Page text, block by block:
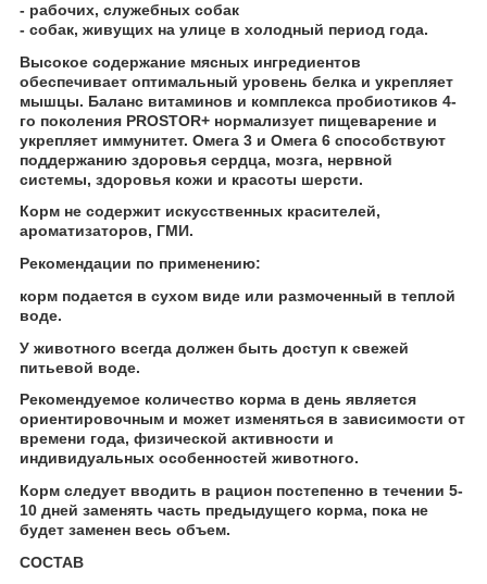
- рабочих, служебных собак
- собак, живущих на улице в холодный период года.
Высокое содержание мясных ингредиентов
обеспечивает оптимальный уровень белка и укрепляет
мышцы. Баланс витаминов и комплекса пробиотиков 4-
го поколения PROSTOR+ нормализует пищеварение и
укрепляет иммунитет. Омега 3 и Омега 6 способствуют
поддержанию здоровья сердца, мозга, нервной
системы, здоровья кожи и красоты шерсти.
Корм не содержит искусственных красителей,
ароматизаторов, ГМИ.
Рекомендации по применению:
корм подается в сухом виде или размоченный в теплой
воде.
У животного всегда должен быть доступ к свежей
питьевой воде.
Рекомендуемое количество корма в день является
ориентировочным и может изменяться в зависимости от
времени года, физической активности и
индивидуальных особенностей животного.
Корм следует вводить в рацион постепенно в течении 5-
10 дней заменять часть предыдущего корма, пока не
будет заменен весь объем.
СОСТАВ